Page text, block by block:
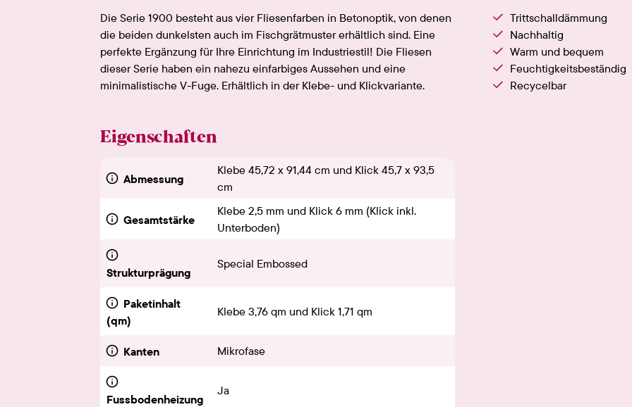
Die Serie 1900 besteht aus vier Fliesenfarben in Betonoptik, von denen
die beiden dunkelsten auch im Fischgrätmuster erhältlich sind. Eine
perfekte Ergänzung für Ihre Einrichtung im Industriestil! Die Fliesen
dieser Serie haben ein nahezu einfarbiges Aussehen und eine
minimalistische V-Fuge. Erhältlich in der Klebe- und Klickvariante.
Eigenschaften
Abmessung
Klebe 45,72 x 91,44 cm und Klick 45,7 x 93,5
cm
Gesamtstärke
Klebe 2,5 mm und Klick 6 mm (Klick inkl.
Unterboden)
Strukturprägung
Special Embossed
Paketinhalt
(qm)
Klebe 3,76 qm und Klick 1,71 qm
Kanten Mikrofase
Fussbodenheizung
Ja
Trittschalldämmung
Nachhaltig
Warm und bequem
Feuchtigkeitsbeständig
Recycelbar